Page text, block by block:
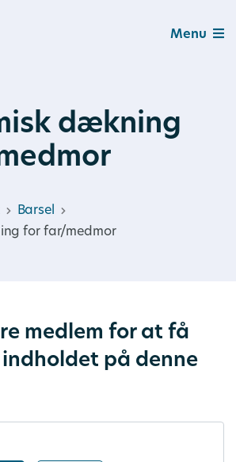
Menu
dækning
Barsel
for far/medmor
medlem for at få
på denne